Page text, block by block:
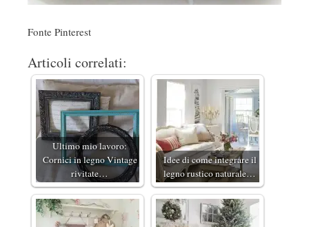
Fonte Pinterest
Articoli correlati:
Ultimo mio lavoro:
Cornici in legno Vintage
rivitate…
Idee di come integrare il
legno rustico naturale…